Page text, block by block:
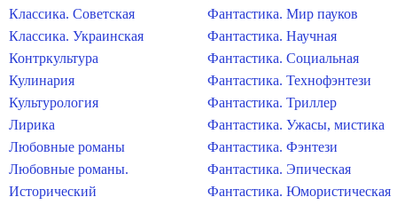
Классика. Советская
Классика. Украинская
Контркультура
Кулинария
Культурология
Лирика
Любовные романы
Любовные романы.
Исторический
Фантастика. Мир пауков
Фантастика. Научная
Фантастика. Социальная
Фантастика. Технофэнтези
Фантастика. Триллер
Фантастика. Ужасы, мистика
Фантастика. Фэнтези
Фантастика. Эпическая
Фантастика. Юмористическая